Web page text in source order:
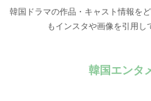
韓国ドラマの作品・キャスト情報を
もインスタや画像を引用し
韓国エンタ